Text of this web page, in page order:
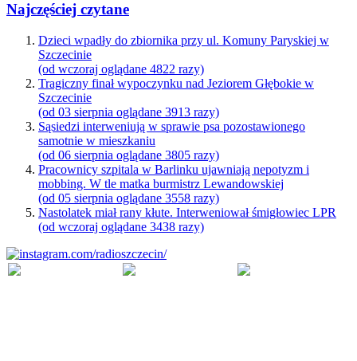
Najczęściej czytane
Dzieci wpadły do zbiornika przy ul. Komuny Paryskiej w
Szczecinie
(od wczoraj oglądane 4822 razy)
Tragiczny finał wypoczynku nad Jeziorem Głębokie w
Szczecinie
(od 03 sierpnia oglądane 3913 razy)
Sąsiedzi interweniują w sprawie psa pozostawionego
samotnie w mieszkaniu
(od 06 sierpnia oglądane 3805 razy)
Pracownicy szpitala w Barlinku ujawniają nepotyzm i
mobbing. W tle matka burmistrz Lewandowskiej
(od 05 sierpnia oglądane 3558 razy)
Nastolatek miał rany kłute. Interweniował śmigłowiec LPR
(od wczoraj oglądane 3438 razy)